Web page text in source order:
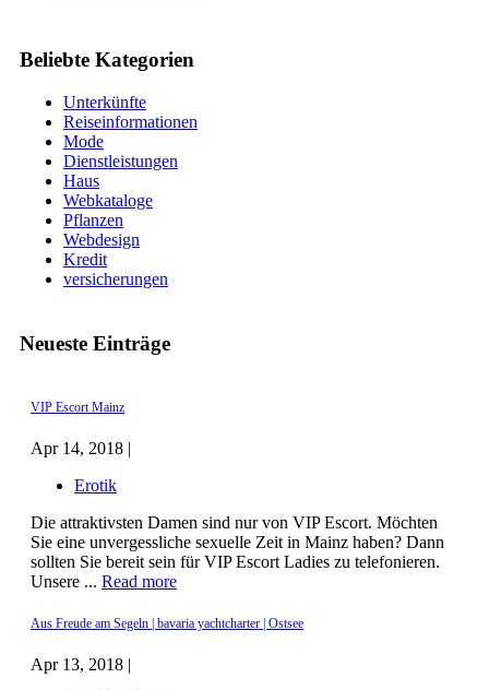
Beliebte Kategorien
Unterkünfte
Reiseinformationen
Mode
Dienstleistungen
Haus
Webkataloge
Pflanzen
Webdesign
Kredit
versicherungen
Neueste Einträge
VIP Escort Mainz
Apr 14, 2018 |
Erotik
Die attraktivsten Damen sind nur von VIP Escort. Möchten
Sie eine unvergessliche sexuelle Zeit in Mainz haben? Dann
sollten Sie bereit sein für VIP Escort Ladies zu telefonieren.
Unsere ... Read more
Aus Freude am Segeln | bavaria yachtcharter | Ostsee
Apr 13, 2018 |